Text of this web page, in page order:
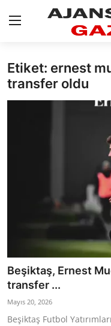
GİRİŞ YAP
AnaSayfa
Eğitim
Ekonomi
Etiket: ernest
transfer oldu
Beşiktaş, Ernest
transfer ...
Mayıs 20, 2026
Beşiktaş Futbol